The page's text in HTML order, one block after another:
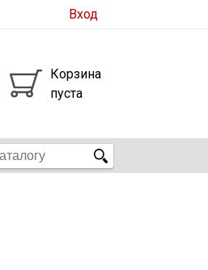
Вход
Корзина
пуста